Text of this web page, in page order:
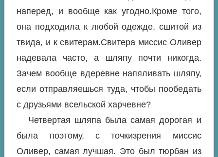
наперед, и вообще как угодно.Кроме того,
она подходила к любой одежде, сшитой из
твида, и к свитерам.Свитера миссис Оливер
надевала часто, а шляпу почти никогда.
Зачем вообще вдеревне напяливать шляпу,
если отправляешься туда, чтобы пообедать
с друзьями всельской харчевне?
Четвертая шляпа была самая дорогая и
была поэтому, с точкизрения миссис
Оливер, самая лучшая. Это был тюрбан из